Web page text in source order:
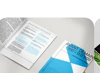
demandes. Papèterie
respect de la qualité.